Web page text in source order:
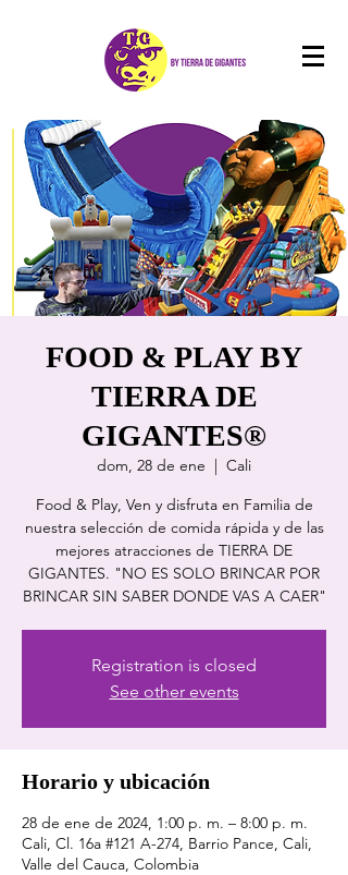
FOOD & PLAY BY
TIERRA DE
GIGANTES®
dom, 28 de ene
  |
Cali
Food & Play, Ven y disfruta en Familia de
nuestra selección de comida rápida y de las
mejores atracciones de TIERRA DE
GIGANTES. "NO ES SOLO BRINCAR POR
BRINCAR SIN SABER DONDE VAS A CAER"
Registration is closed
See other events
Horario y ubicación
28 de ene de 2024, 1:00 p. m. – 8:00 p. m.
Cali, Cl. 16a #121 A-274, Barrio Pance, Cali,
Valle del Cauca, Colombia